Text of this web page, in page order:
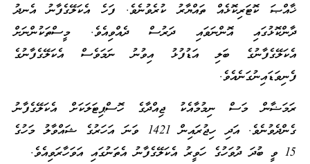
ޚާއްޞަ ކޮޓަރިކޮޅެއް ތައްޔާރު ކުރެވުނެވެ. ފަހެ އެކަލޭގެފާނު އެނދު
ދާންކޮޅުގައި އޮންނަވައި ދަރުސް ދެއްވިއެވެ. މީސްތަކުންނަށް
އެކަލޭގެފާނުގެ ބަލި އަޑުފުޅު އިވުނު ނަމަވެސް އެކަލޭގެފާނުގެ
ފެނިވަޑައިނުގަނެއެވެ.
ރަމަޟާން މަސް ނިމުމާއެކު ޖިއްދާގެ ހޮސްޕިޓަލަކަށް އެކަލޭގެފާނު
ގެންދެވުނެވެ. އަދި ހިޖުރައިން 1421 ވަނަ އަހަރުގެ ޝައްވާލު މަހުގެ
15 ވީ ބުދަ ދުވަހުގެ ހަވީރު އެކަލޭގެފާނު އެތަނުގައި އަވަހާރަވިއެވެ.